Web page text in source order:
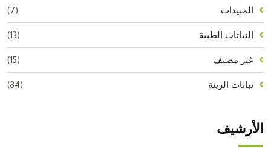
المبيدات (7)
النباتات الطبية (13)
غير مصنف (15)
نباتات الزينة (84)
الأرشيف